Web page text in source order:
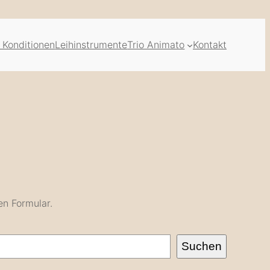
LeihinstrumenteTrio Animato Kontakt
Formular.
Suchen